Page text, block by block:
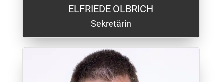
ELFRIEDE OLBRICH
Sekretärin